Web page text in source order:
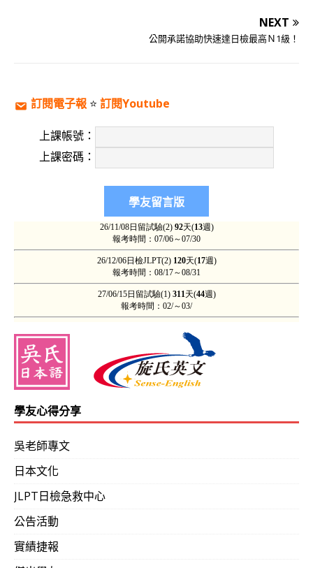
NEXT
公開承諾協助快速達日檢最高Ｎ1級！
訂閱電子報 ⭐️ 訂閱Youtube
上課帳號：
上課密碼：
學友心得分享
吳老師專文
日本文化
JLPT日檢急救中心
公告活動
實績捷報